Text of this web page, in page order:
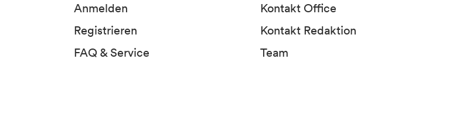
Anmelden
Registrieren
FAQ & Service
Kontakt Office
Kontakt Redaktion
Team